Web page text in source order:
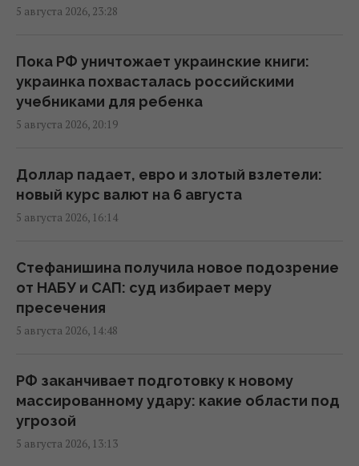
ходить медведи": нардеп назвал слабое
место России
19:56 среда, 05 августа 2026
и не колеблется им воспользоваться, – Sky
News
19:16 среда, 05 августа 2026
Киев профинансирует проекты Плана
устойчивости на 22 млрд грн, а
государство – на 15,5 млрд: Кличко о
заседании СНБО
Погиб известный поисковик Алексей Юков,
который занимался возвращением тел
погибших
5 августа 2026, 23:28
Пока РФ уничтожает украинские книги:
украинка похвасталась российскими
учебниками для ребенка
5 августа 2026, 20:19
Доллар падает, евро и злотый взлетели:
новый курс валют на 6 августа
5 августа 2026, 16:14
Стефанишина получила новое подозрение
от НАБУ и САП: суд избирает меру
пресечения
5 августа 2026, 14:48
РФ заканчивает подготовку к новому
массированному удару: какие области под
угрозой
5 августа 2026, 13:13